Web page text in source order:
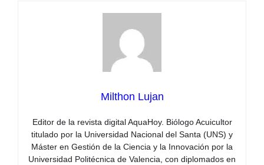
Milthon Lujan
Editor de la revista digital AquaHoy. Biólogo Acuicultor
titulado por la Universidad Nacional del Santa (UNS) y
Máster en Gestión de la Ciencia y la Innovación por la
Universidad Politécnica de Valencia, con diplomados en